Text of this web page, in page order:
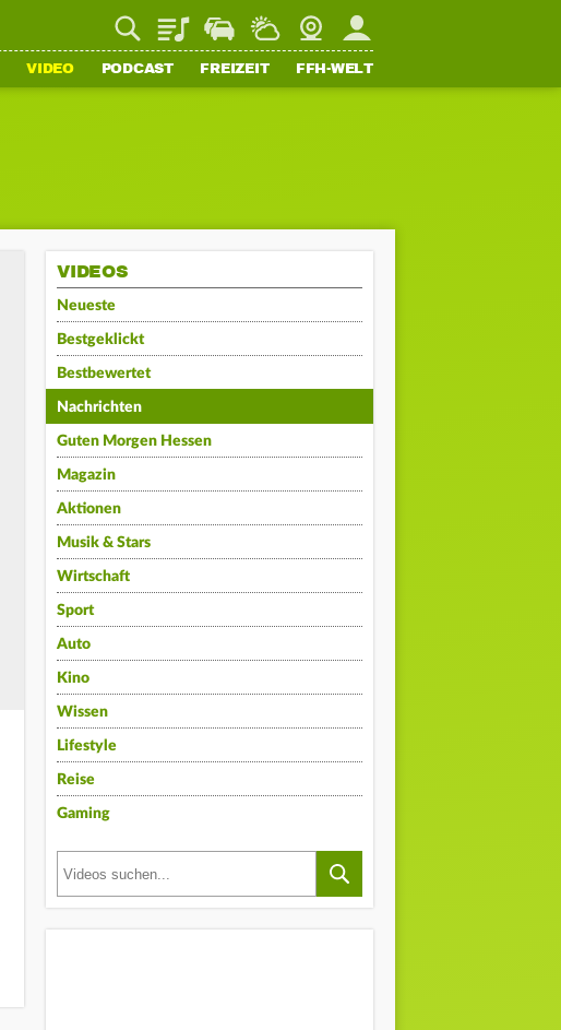
PlaylistStaupilotWetterWebcamMein FFH
VIDEO PODCAST FREIZEIT FFH-WELT
VIDEOS
Neueste
Bestgeklickt
Bestbewertet
Nachrichten
Guten Morgen Hessen
Magazin
Aktionen
Musik & Stars
Wirtschaft
Sport
Auto
Kino
Wissen
Lifestyle
Reise
Gaming